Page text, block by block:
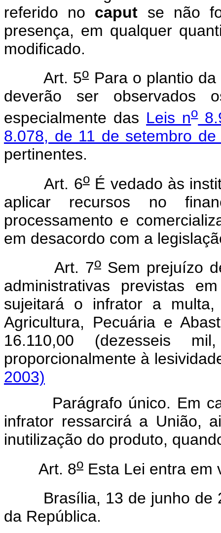
referido no caput se não
presença, em qualquer
modificado.
Art. 5oPara o plantio da
deverão ser observados
especialmente das Leis no
8.078, de 11 de setembro de
pertinentes.
Art. 6oÉ vedado às
aplicar recursos no
processamento e
em desacordo com a
Art. 7o Sem prejuízo
administrativas previstas
sujeitará o infrator a
Agricultura, Pecuária e
16.110,00 (dezesseis
proporcionalmente à
2003)
Parágrafo único. Em
infrator ressarcirá a União,
inutilização do produto,
Art. 8o Esta Lei entra em
Brasília, 13 de junho de
da República.